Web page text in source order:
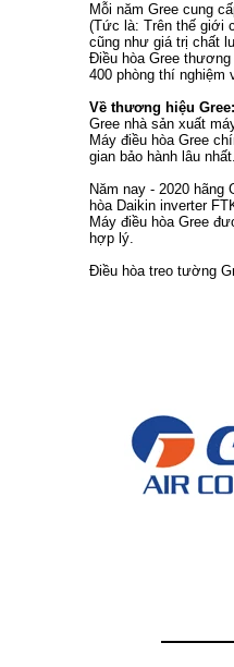
Mỗi năm Gree cung
(Tức là: Trên thế giới
cũng như giá trị chất
Điều hòa Gree
400 phòng thí nghiệm
Về thương hiệu Gree:
Gree nhà sản xuất
Máy điều hòa Gree
gian bảo hành lâu nhất.
Năm nay - 2020
hòa Daikin inverter
Máy điều hòa Gree
hợp lý.
Điều hòa treo tường